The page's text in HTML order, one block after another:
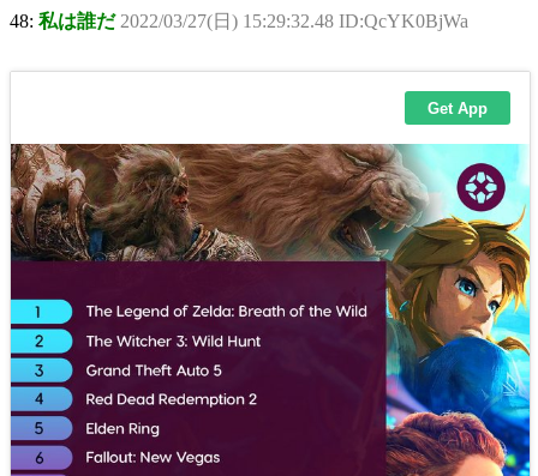
48: 私は誰だ 2022/03/27(日) 15:29:32.48 ID:QcYK0BjWa